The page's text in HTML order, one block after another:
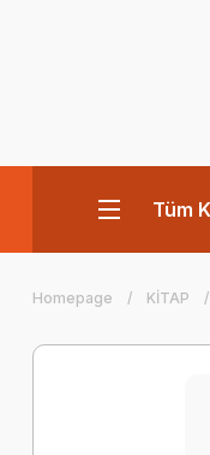
Tüm
Homepage KİTAP